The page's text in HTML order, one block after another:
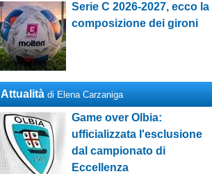
Serie C 2026-2027, ecco la
composizione dei gironi
Attualità di Elena Carzaniga
Game over Olbia:
ufficializzata l'esclusione
dal campionato di
Eccellenza